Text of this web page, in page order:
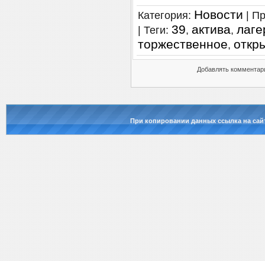
Категория: Новости
Теги: 39, актива,
торжественное,
Добавлять
При копировании данных ссылка на